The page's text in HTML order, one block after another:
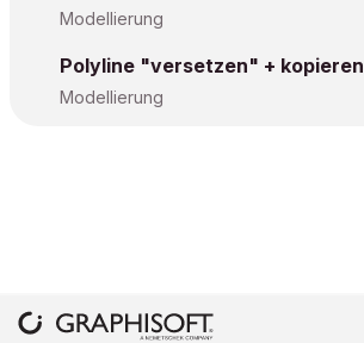
Modellierung
Polyline "versetzen" + kopieren
Modellierung